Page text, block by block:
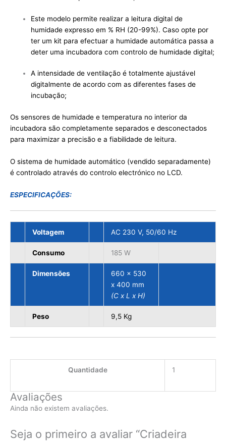
Este modelo permite realizar a leitura digital de
humidade expresso em % RH (20-99%). Caso opte por
ter um kit para efectuar a humidade automática passa a
deter uma incubadora com controlo de humidade digital;
A intensidade de ventilação é totalmente ajustável
digitalmente de acordo com as diferentes fases de
incubação;
Os sensores de humidade e temperatura no interior da
incubadora são completamente separados e desconectados
para maximizar a precisão e a fiabilidade de leitura.
O sistema de humidade automático (vendido separadamente)
é controlado através do controlo electrónico no LCD.
ESPECIFICAÇÕES:
Voltagem AC 230 V, 50/60 Hz
Consumo 185 W
Dimensões
660 x 530
x 400 mm
(C x L x H)
Peso 9,5 Kg
Quantidade 1
Avaliações
Ainda não existem avaliações.
Seja o primeiro a avaliar “Criadeira